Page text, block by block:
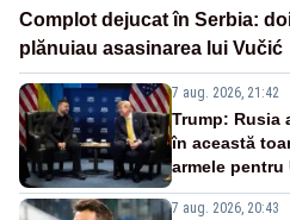
Complot dejucat în Serbia:
plănuiau asasinarea lui Vučić
7 aug. 2026, 21:42
Trump: Rusia
în această
armele pentru
7 aug. 2026, 20:43